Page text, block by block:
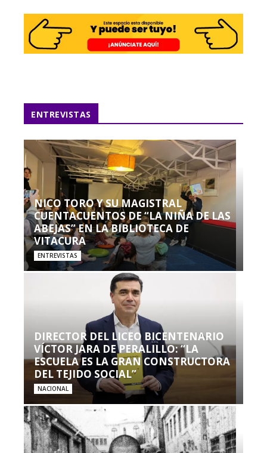
ENTREVISTAS
NICO TORO Y SU MAGISTRAL
CUENTACUENTOS DE “LA NIÑA DE LAS
ABEJAS” EN LA BIBLIOTECA DE
VITACURA
ENTREVISTAS
DIRECTOR DEL LICEO BICENTENARIO
VÍCTOR JARA DE PERALILLO: “LA
ESCUELA ES LA GRAN CONSTRUCTORA
DEL TEJIDO SOCIAL”
NACIONAL